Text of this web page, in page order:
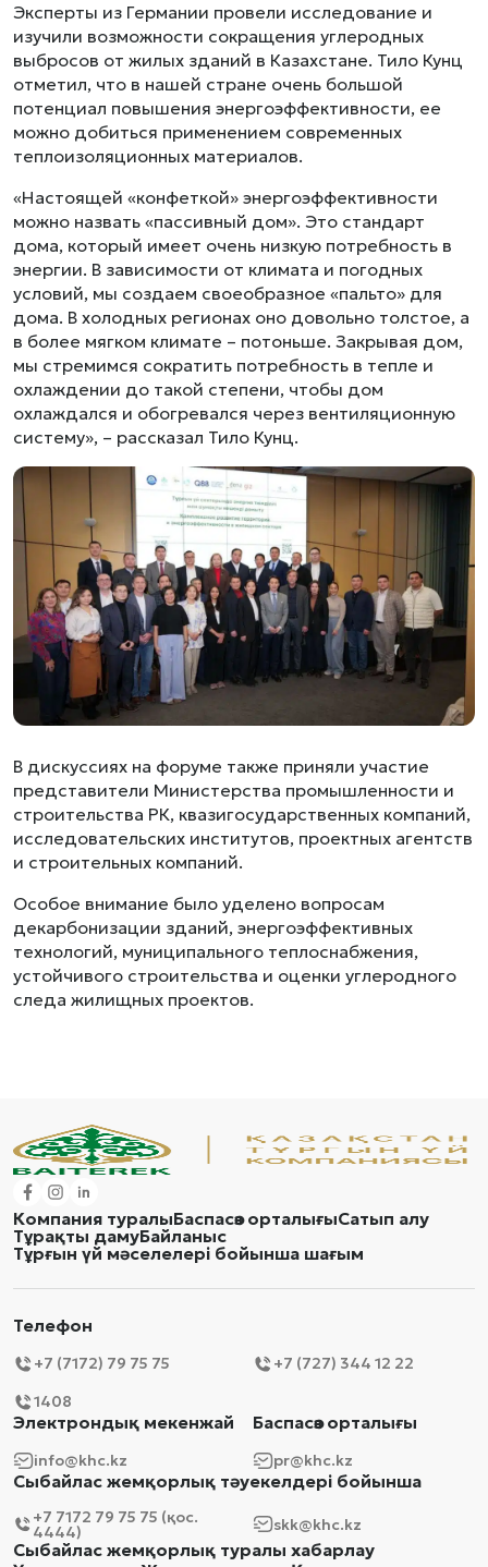
Эксперты из Германии провели исследование и
изучили возможности сокращения углеродных
выбросов от жилых зданий в Казахстане. Тило Кунц
отметил, что в нашей стране очень большой
потенциал повышения энергоэффективности, ее
можно добиться применением современных
теплоизоляционных материалов.
«Настоящей «конфеткой» энергоэффективности
можно назвать «пассивный дом». Это стандарт
дома, который имеет очень низкую потребность в
энергии. В зависимости от климата и погодных
условий, мы создаем своеобразное «пальто» для
дома. В холодных регионах оно довольно толстое, а
в более мягком климате – потоньше. Закрывая дом,
мы стремимся сократить потребность в тепле и
охлаждении до такой степени, чтобы дом
охлаждался и обогревался через вентиляционную
систему», – рассказал Тило Кунц.
В дискуссиях на форуме также приняли участие
представители Министерства промышленности и
строительства РК, квазигосударственных компаний,
исследовательских институтов, проектных агентств
и строительных компаний.
Особое внимание было уделено вопросам
декарбонизации зданий, энергоэффективных
технологий, муниципального теплоснабжения,
устойчивого строительства и оценки углеродного
следа жилищных проектов.
Компания туралыБаспасөз орталығыСатып алу
Тұрақты дамуБайланыс
Тұрғын үй мәселелері бойынша шағым
Телефон
+7 (7172) 79 75 75
+7 (727) 344 12 22
1408
Электрондық мекенжай
info@khc.kz
Баспасөз орталығы
pr@khc.kz
Сыбайлас жемқорлық тәуекелдері бойынша
+7 7172 79 75 75 (қос.
4444) skk@khc.kz
Сыбайлас жемқорлық туралы хабарлау